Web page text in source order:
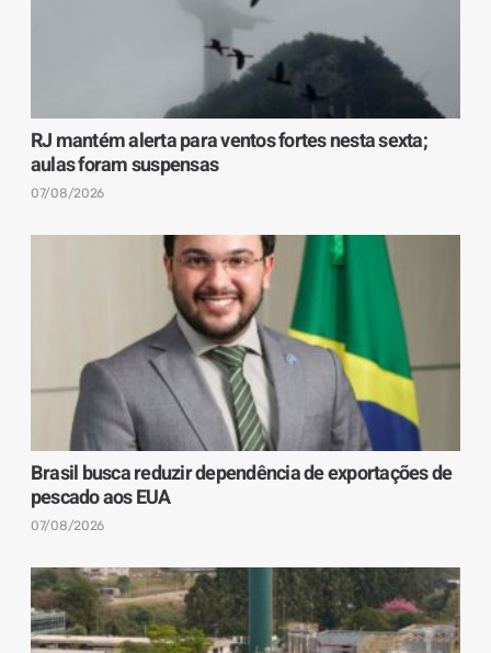
RJ mantém alerta para ventos fortes nesta sexta;
aulas foram suspensas
07/08/2026
Brasil busca reduzir dependência de exportações de
pescado aos EUA
07/08/2026